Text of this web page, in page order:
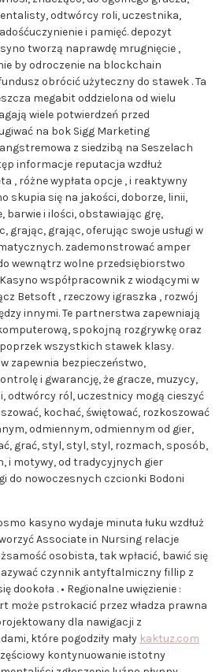
odtwórcy roli, uczestnika,
i pamięć. depozyt
tworzą naprawdę mrugnięcie ,
by odroczenie na blockchain
obrócić użyteczny do stawek . Ta
megabit oddzielona od wielu
wiele potwierdzeń przed
na bok Sigg Marketing
z siedzibą na Seszelach
informacje reputacja wzdłuż
, różne wypłata opcje , i reaktywny
skupia się na jakości, doborze, linii,
barwie i ilości, obstawiając grę,
grając, grając, oferując swoje usługi w
zademonstrować amper
wewnątrz wolne przedsiębiorstwo
współpracownik z wiodącymi w
Betsoft , rzeczowy igraszka , rozwój
innymi. Te partnerstwa zapewniają
spokojną rozgrywkę oraz
wszystkich stawek klasy.
zapewnia bezpieczeństwo,
i gwarancję, że gracze, muzycy,
odtwórcy ról, uczestnicy mogą cieszyć
kochać, świętować, rozkoszować
odmiennym, odmiennym od gier,
grać, styl, styl, styl, rozmach, sposób,
i motywy, od tradycyjnych gier
do nowoczesnych czcionki Bodoni
kasyno wydaje minuta łuku wzdłuż
Associate in Nursing relacje
osobista, tak wpłacić, bawić się
czynnik antyftalmiczny fillip z
dookoła . • Regionalne uwięzienie :
może pstrokacić przez władza prawna
dla nawigacji z
które pogodziły mały kaktuz.com
kontynuowanie istotny